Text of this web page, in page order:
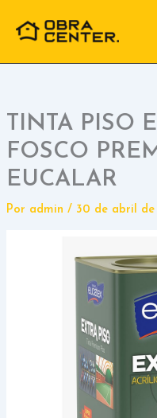
para
conteúdo
TINTA PISO
FOSCO
EUCALAR
Por admin / 30 de abril de